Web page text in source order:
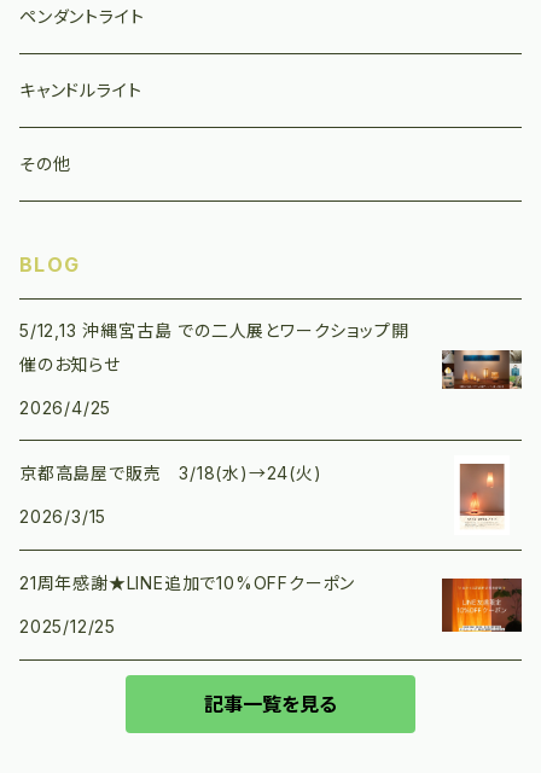
ペンダントライト
キャンドルライト
その他
BLOG
5/12,13 沖縄宮古島 での二人展とワークショップ開
催のお知らせ
2026/4/25
京都高島屋で販売 3/18(水)→24(火)
2026/3/15
21周年感謝★LINE追加で10%OFFクーポン
2025/12/25
記事一覧を見る